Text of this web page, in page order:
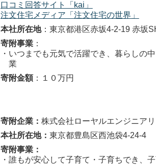
口コミ回答サイト「kai」
注文住宅メディア「注文住宅の世界」
本社所在地：東京都港区赤坂4-2-19 赤
寄附事業：
・いつまでも元気で活躍でき、暮らしの
業
寄附金額：１０万円
寄附企業： 株式会社ローヤルエンジニア
本社所在地： 東京都豊島区西池袋4-24-4
寄附事業：
・誰もが安心して子育て・子育ちでき、